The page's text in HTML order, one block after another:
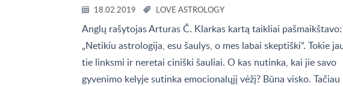
18.02.2019 LOVE ASTROLOGY
Anglų rašytojas Arturas Č. Klarkas kartą taikliai pašmaikštavo:
„Netikiu astrologija, esu šaulys, o mes labai skeptiški“. Tokie
tie linksmi ir neretai ciniški šauliai. O kas nutinka, kai jie savo
gyvenimo kelyje sutinka emocionalųjį vėžį? Būna visko. Tačiau